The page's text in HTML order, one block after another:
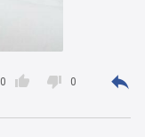

0  0 